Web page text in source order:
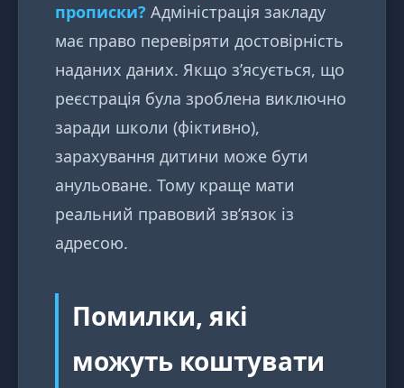
прописки? Адміністрація закладу
має право перевіряти достовірність
наданих даних. Якщо з’ясується, що
реєстрація була зроблена виключно
заради школи (фіктивно),
зарахування дитини може бути
анульоване. Тому краще мати
реальний правовий зв’язок із
адресою.
Помилки, які
можуть коштувати